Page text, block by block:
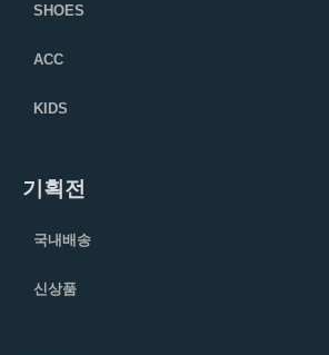
SHOES
ACC
KIDS
기획전
국내배송
신상품